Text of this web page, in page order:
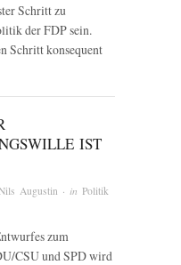
Schritt zu
der FDP sein.
Schritt konsequent
IST
Augustin · inPolitik
zum
CSU und SPD wird